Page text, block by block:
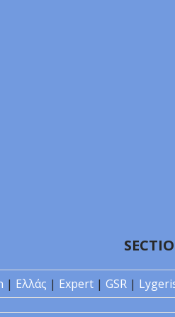
| Ελλάς | Expert | GSR |